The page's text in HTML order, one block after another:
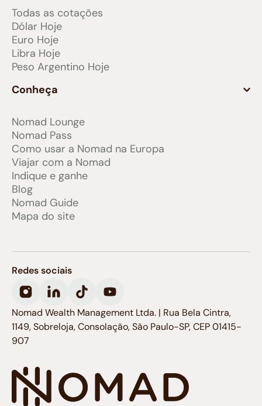
Todas as cotações
Dólar Hoje
Euro Hoje
Libra Hoje
Peso Argentino Hoje
Conheça
Nomad Lounge
Nomad Pass
Como usar a Nomad na Europa
Viajar com a Nomad
Indique e ganhe
Blog
Nomad Guide
Mapa do site
Redes sociais
Nomad Wealth Management Ltda. | Rua Bela Cintra,
1149, Sobreloja, Consolação, São Paulo-SP, CEP 01415-
907